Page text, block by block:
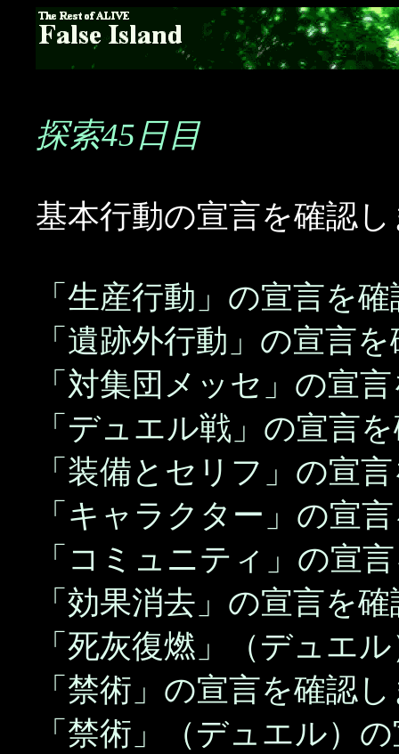
探索45日目
基本行動の宣言を確認
「生産行動」の宣言を
「遺跡外行動」の宣言
「対集団メッセ」の宣
「デュエル戦」の宣言
「装備とセリフ」の宣
「キャラクター」の宣
「コミュニティ」の宣
「効果消去」の宣言を
「死灰復燃」（デュエ
「禁術」の宣言を確認
「禁術」（デュエル）